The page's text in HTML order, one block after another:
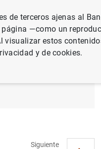
Siguiente
de terceros ajenas al
—como un
visualizar estos
y de cookies.